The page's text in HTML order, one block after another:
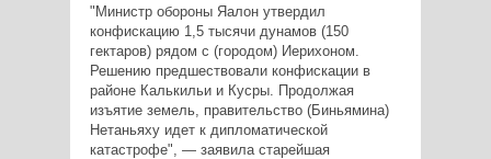
"Министр обороны Яалон утвердил
конфискацию 1,5 тысячи дунамов (150
гектаров) рядом с (городом) Иерихоном.
Решению предшествовали конфискации в
районе Калькильи и Кусры. Продолжая
изъятие земель, правительство (Биньямина)
Нетаньяху идет к дипломатической
катастрофе", — заявила старейшая